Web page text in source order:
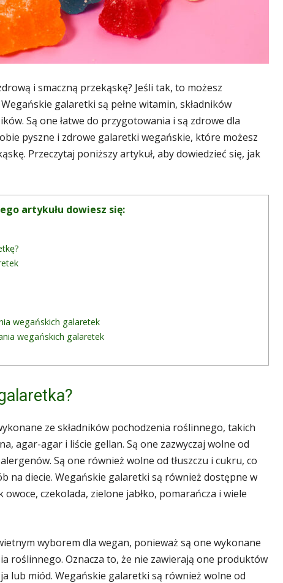
i smaczną przekąskę? Jeśli tak, to możesz
galaretki są pełne witamin, składników
Są one łatwe do przygotowania i są zdrowe dla
pyszne i zdrowe galaretki wegańskie, które możesz
Przeczytaj poniższy artykuł, aby dowiedzieć się, jak
artykułu dowiesz się:
wegańskich galaretek
wegańskich galaretek
ze składników pochodzenia roślinnego, takich
agar-agar i liście gellan. Są one zazwyczaj wolne od
Są one również wolne od tłuszczu i cukru, co
na diecie. Wegańskie galaretki są również dostępne w
czekolada, zielone jabłko, pomarańcza i wiele
wyborem dla wegan, ponieważ są one wykonane
roślinnego. Oznacza to, że nie zawierają one produktów
lub miód. Wegańskie galaretki są również wolne od